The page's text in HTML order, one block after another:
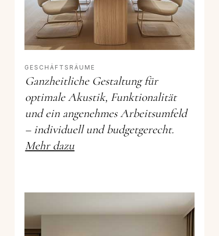
GESCHÄFTSRÄUME
Ganzheitliche Gestaltung für
optimale Akustik, Funktionalität
und ein angenehmes Arbeitsumfeld
– individuell und budgetgerecht.
Mehr dazu